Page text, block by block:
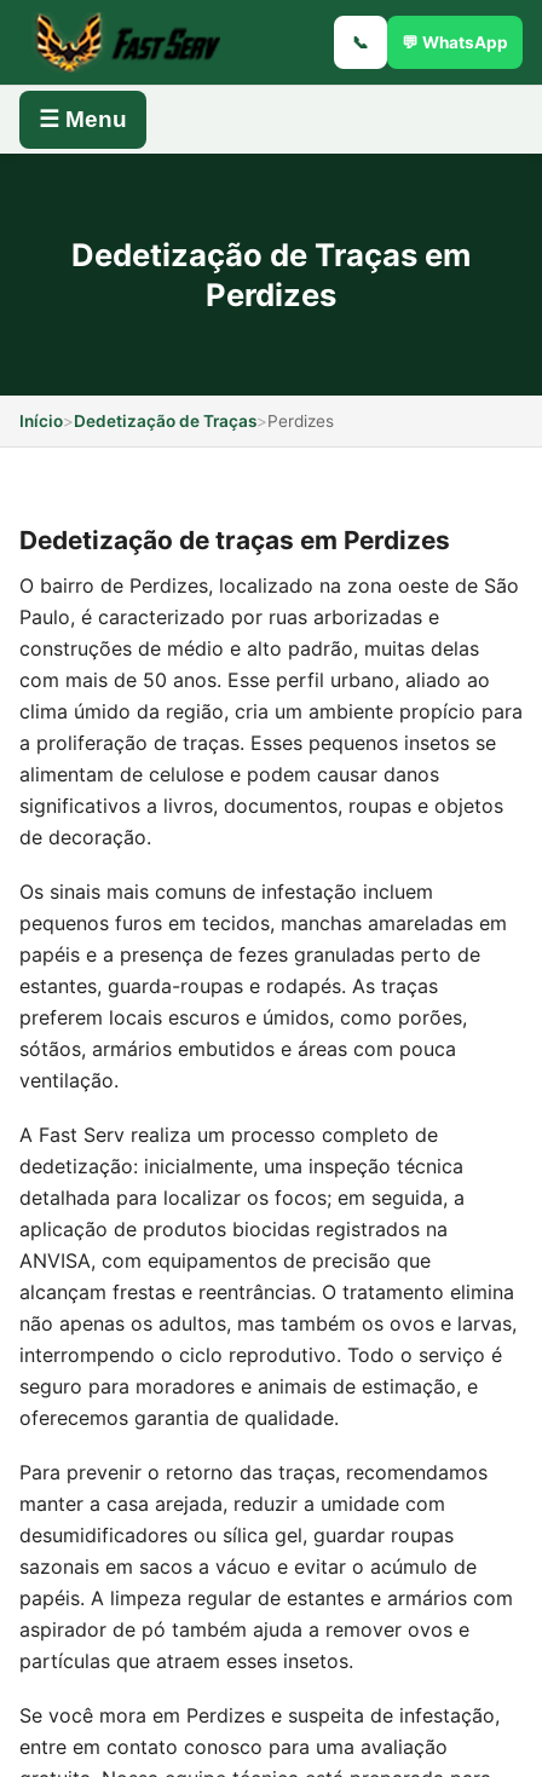
📞 💬 WhatsApp
☰ Menu
Dedetização de Traças em
Perdizes
Início>Dedetização de Traças>Perdizes
Dedetização de traças em Perdizes
O bairro de Perdizes, localizado na zona oeste de São
Paulo, é caracterizado por ruas arborizadas e
construções de médio e alto padrão, muitas delas
com mais de 50 anos. Esse perfil urbano, aliado ao
clima úmido da região, cria um ambiente propício para
a proliferação de traças. Esses pequenos insetos se
alimentam de celulose e podem causar danos
significativos a livros, documentos, roupas e objetos
de decoração.
Os sinais mais comuns de infestação incluem
pequenos furos em tecidos, manchas amareladas em
papéis e a presença de fezes granuladas perto de
estantes, guarda-roupas e rodapés. As traças
preferem locais escuros e úmidos, como porões,
sótãos, armários embutidos e áreas com pouca
ventilação.
A Fast Serv realiza um processo completo de
dedetização: inicialmente, uma inspeção técnica
detalhada para localizar os focos; em seguida, a
aplicação de produtos biocidas registrados na
ANVISA, com equipamentos de precisão que
alcançam frestas e reentrâncias. O tratamento elimina
não apenas os adultos, mas também os ovos e larvas,
interrompendo o ciclo reprodutivo. Todo o serviço é
seguro para moradores e animais de estimação, e
oferecemos garantia de qualidade.
Para prevenir o retorno das traças, recomendamos
manter a casa arejada, reduzir a umidade com
desumidificadores ou sílica gel, guardar roupas
sazonais em sacos a vácuo e evitar o acúmulo de
papéis. A limpeza regular de estantes e armários com
aspirador de pó também ajuda a remover ovos e
partículas que atraem esses insetos.
Se você mora em Perdizes e suspeita de infestação,
entre em contato conosco para uma avaliação